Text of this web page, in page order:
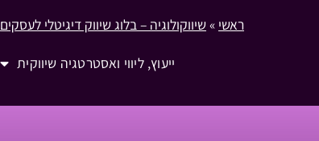
ראשי »שיווקולוגיה – בלוג שיווק דיגיטלי לעסקים
ייעוץ, ליווי ואסטרטגיה שיווקית